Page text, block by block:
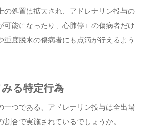
の処置は拡大され、アドレナリン投与の
可能になったり、心肺停止の傷病者だけ
重度脱水の傷病者にも点滴が行えるよう
る特定行為
一つである、アドレナリン投与は全出場
割合で実施されているでしょうか。